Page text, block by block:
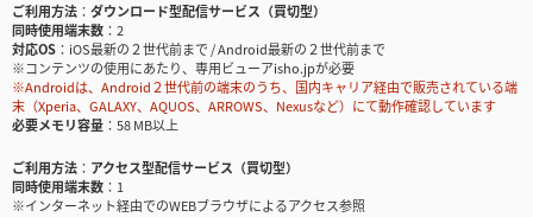
ご利用方法
ダウンロード型配信サービス（買切型）
同時使用端末数
2
対応OS
iOS最新の２世代前まで / Android最新の２世代前まで
※コンテンツの使用にあたり、専用ビューアisho.jpが必要
※Androidは、Android２世代前の端末のうち、国内キャリア経由で販売されている端
末（Xperia、GALAXY、AQUOS、ARROWS、Nexusなど）にて動作確認しています
必要メモリ容量
58 MB以上
ご利用方法
アクセス型配信サービス（買切型）
同時使用端末数
1
※インターネット経由でのWEBブラウザによるアクセス参照